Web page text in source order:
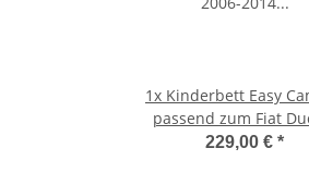
1x Kinderbett Easy
passend zum Fiat
2006-2014229,00 € *